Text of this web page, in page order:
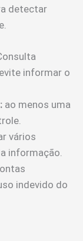
detectar
evite informar o
ao menos uma
vários
informação.
indevido do